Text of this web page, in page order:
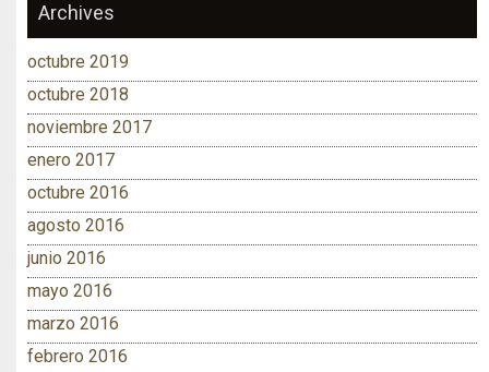
Archives
octubre 2019
octubre 2018
noviembre 2017
enero 2017
octubre 2016
agosto 2016
junio 2016
mayo 2016
marzo 2016
febrero 2016